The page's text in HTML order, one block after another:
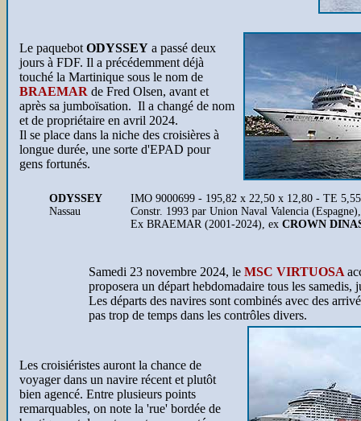
Le paquebot ODYSSEY a passé deux
jours à FDF. Il a précédemment déjà
touché la Martinique sous le nom de
BRAEMAR de Fred Olsen, avant et
après sa jumboïsation. Il a changé de nom
et de propriétaire en avril 2024.
Il se place dans la niche des croisières à
longue durée, une sorte d'EPAD pour
gens fortunés.
ODYSSEY
Nassau
IMO 9000699 - 195,82 x 22,50 x 12,80 - TE
Constr. 1993 par Union Naval Valencia
Ex BRAEMAR (2001-2024), ex CROWN
Samedi 23 novembre 2024, le MSC VIRTUOSA
proposera un départ hebdomadaire tous les
Les départs des navires sont combinés avec des
pas trop de temps dans les contrôles divers.
Les croisiéristes auront la chance de
voyager dans un navire récent et plutôt
bien agencé. Entre plusieurs points
remarquables, on note la 'rue' bordée de